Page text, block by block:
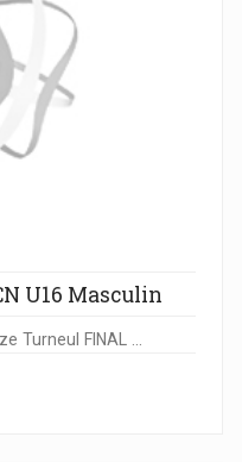
U16 Masculin
Turneul FINAL ...